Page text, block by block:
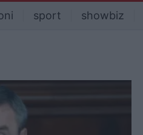
sport showbiz